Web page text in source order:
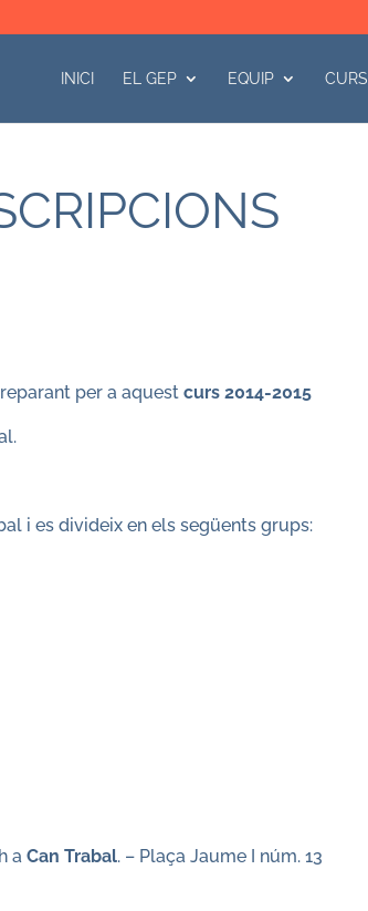
INICI EL GEP EQUIP CURS
per a aquestcurs 2014-2015
i es divideix en els següents grups:
aCan Trabal. – Plaça Jaume I núm. 13